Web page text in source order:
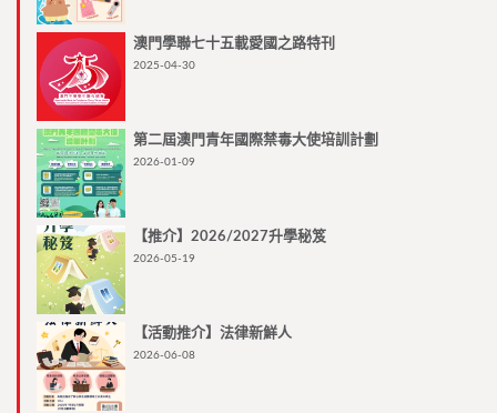
澳門學聯七十五載愛國之路特刊
2025-04-30
第二屆澳門青年國際禁毒大使培訓計劃
2026-01-09
【推介】2026/2027升學秘笈
2026-05-19
【活動推介】法律新鮮人
2026-06-08